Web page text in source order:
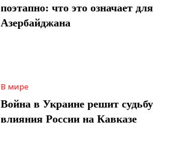
поэтапно: что это означает для
Азербайджана
В мире
Война в Украине решит судьбу
влияния России на Кавказе